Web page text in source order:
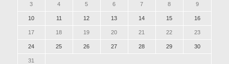
3 4 5 6 7 8 9
10 11 12 13 14 15 16
17 18 19 20 21 22 23
24 25 26 27 28 29 30
31